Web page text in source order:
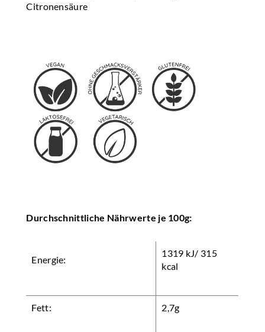
Citronensäure
Durchschnittliche Nährwerte je 100g:
Energie:
1319 kJ/ 315
kcal
Fett: 2,7g